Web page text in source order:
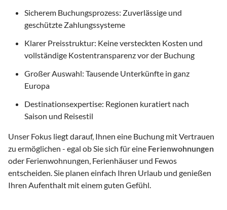
Sicherem Buchungsprozess: Zuverlässige und
geschützte Zahlungssysteme
Klarer Preisstruktur: Keine versteckten Kosten und
vollständige Kostentransparenz vor der Buchung
Großer Auswahl: Tausende Unterkünfte in ganz
Europa
Destinationsexpertise: Regionen kuratiert nach
Saison und Reisestil
Unser Fokus liegt darauf, Ihnen eine Buchung mit Vertrauen
zu ermöglichen - egal ob Sie sich für eine Ferienwohnungen
oder Ferienwohnungen, Ferienhäuser und Fewos
entscheiden. Sie planen einfach Ihren Urlaub und genießen
Ihren Aufenthalt mit einem guten Gefühl.